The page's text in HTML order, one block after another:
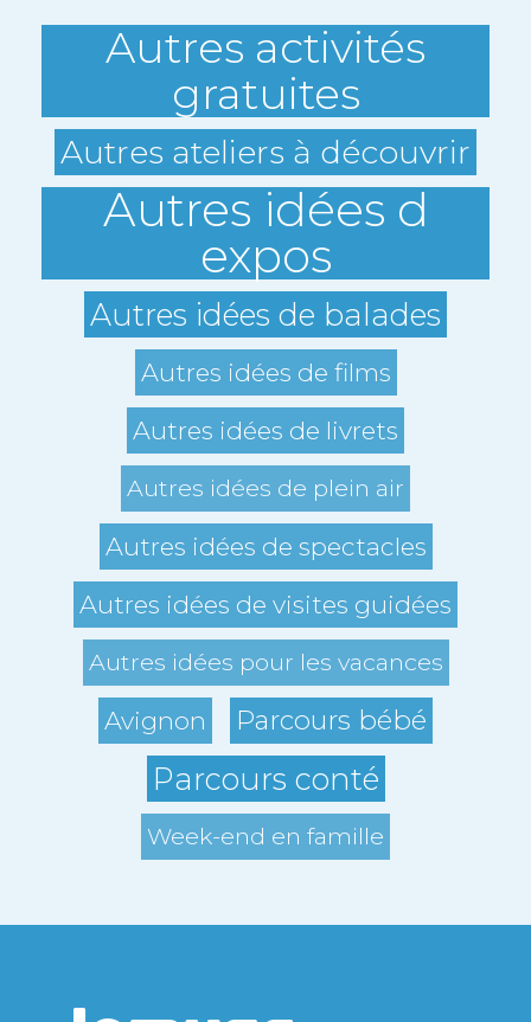
Autres activités
gratuites
Autres ateliers à découvrir
Autres idées d
expos
Autres idées de balades
Autres idées de films
Autres idées de livrets
Autres idées de plein air
Autres idées de spectacles
Autres idées de visites guidées
Autres idées pour les vacances
Avignon Parcours bébé
Parcours conté
Week-end en famille